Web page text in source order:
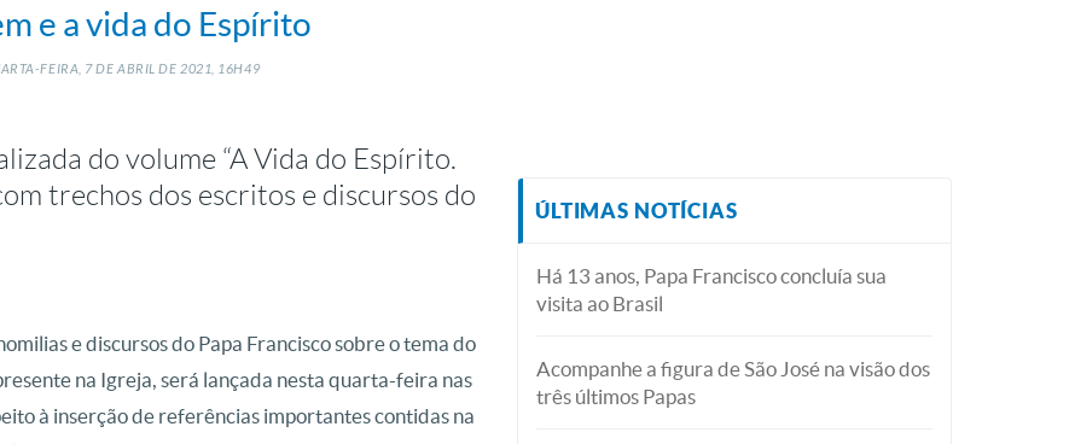
e a vida do Espírito
FEIRA, 7DEABRIL DE2021, 16H49
do volume “A Vida do Espírito.
trechos dos escritos e discursos do
e discursos do Papa Francisco sobre o tema do
na Igreja, será lançada nesta quarta-feira nas
à inserção de referências importantes contidas na
ÚLTIMAS NOTÍCIAS
Há 13 anos, Papa Francisco concluía sua
visita ao Brasil
Acompanhe a figura de São José na visão dos
três últimos Papas